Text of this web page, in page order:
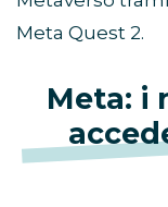
Meta Quest 2.
Meta: i